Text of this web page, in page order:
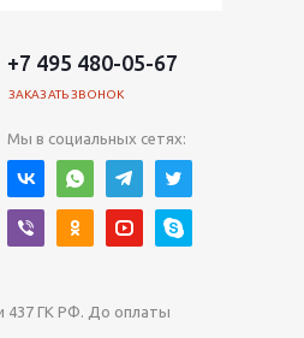
+7 495 480-05-67
ЗАКАЗАТЬ ЗВОНОК
Мы в социальных сетях:
437 ГК РФ. До оплаты